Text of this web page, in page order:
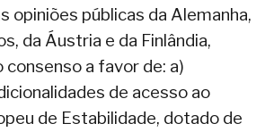
opiniões públicas da Alemanha,
da Áustria e da Finlândia,
a favor de: a)
de acesso ao
de Estabilidade, dotado de